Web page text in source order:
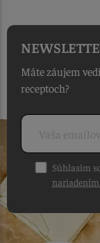
Máte záujem
receptoch?
Súhlasím
nariadením